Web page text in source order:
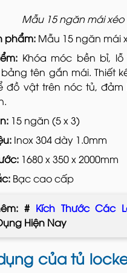
Mẫu 15 ngăn mái xéo
phẩm: Mẫu 15 ngăn mái
Khóa móc bền bỉ,
tên gắn mái. Thiết
đồ vật trên nóc tủ, đảm
15 ngăn (5 x 3)
Inox 304 dày 1.0mm
1680 x 350 x 2000mm
Bạc cao cấp
# Kích Thước Các
Hiện Nay
của tủ